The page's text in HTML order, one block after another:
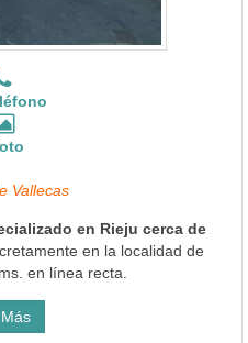
Vallecas
en Rieju cerca de
en la localidad de
en línea recta.